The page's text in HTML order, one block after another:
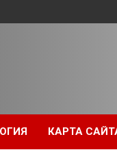
КАРТА